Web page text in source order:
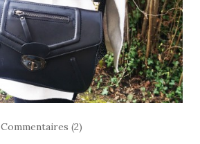
Commentaires (2)